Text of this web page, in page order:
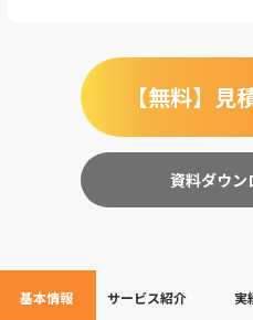
【無料】見
資料ダウン
基本情報 サービス紹介 実